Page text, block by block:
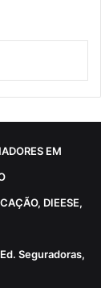
EM
DIEESE,
Seguradoras,